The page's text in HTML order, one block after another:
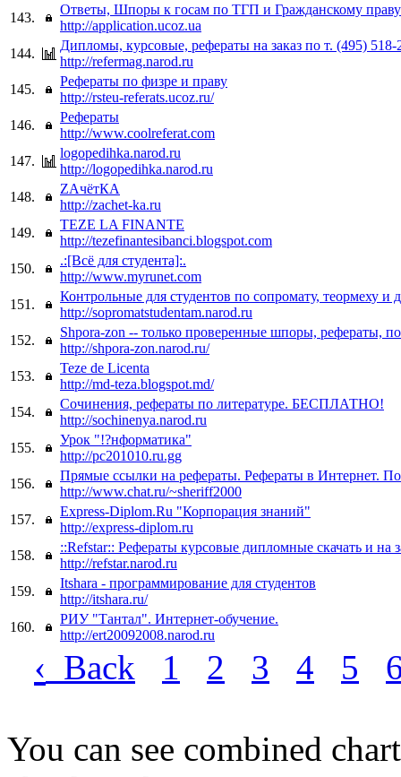
143.
Ответы, Шпоры к госам по ТГП и Гражданскому праву
http://application.ucoz.ua
144.
Дипломы, курсовые, рефераты на заказ по т. (495) 518-
http://refermag.narod.ru
145.
Рефераты по физре и праву
http://rsteu-referats.ucoz.ru/
146.
Рефераты
http://www.coolreferat.com
147.
logopedihka.narod.ru
http://logopedihka.narod.ru
148.
ZAчётКА
http://zachet-ka.ru
149.
TEZE LA FINANTE
http://tezefinantesibanci.blogspot.com
150.
.:[Всё для студента]:.
http://www.myrunet.com
151.
Контрольные для студентов по сопромату, теормеху и
http://sopromatstudentam.narod.ru
152.
Shpora-zon -- только проверенные шпоры, рефераты,
http://shpora-zon.narod.ru/
153.
Teze de Licenta
http://md-teza.blogspot.md/
154.
Сочинения, рефераты по литературе. БЕСПЛАТНО!
http://sochinenya.narod.ru
155.
Урок "!?нформатика"
http://pc201010.ru.gg
156.
Прямые ссылки на рефераты. Рефераты в Интернет.
http://www.chat.ru/~sheriff2000
157.
Express-Diplom.Ru "Корпорация знаний"
http://express-diplom.ru
158.
::Refstar:: Рефераты курсовые дипломные скачать и на
http://refstar.narod.ru
159.
Itshara - программирование для студентов
http://itshara.ru/
160.
РИУ "Тантал". Интернет-обучение.
http://ert20092008.narod.ru
‹ Back 1 2 3 4 5
You can see combined